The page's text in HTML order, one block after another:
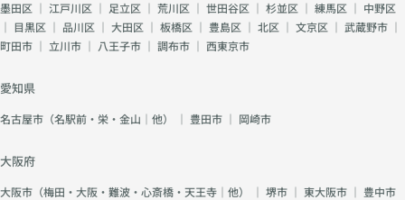
墨田区 ｜ 江戸川区 ｜ 足立区 ｜ 荒川区 ｜ 世田谷区 ｜ 杉並区 ｜ 練馬区 ｜ 中野区
｜ 目黒区 ｜ 品川区 ｜ 大田区 ｜ 板橋区 ｜ 豊島区 ｜ 北区 ｜ 文京区 ｜ 武蔵野市 ｜
町田市 ｜ 立川市 ｜ 八王子市 ｜ 調布市 ｜ 西東京市
愛知県
名古屋市（名駅前・栄・金山｜他） ｜ 豊田市 ｜ 岡崎市
大阪府
大阪市（梅田・大阪・難波・心斎橋・天王寺｜他） ｜ 堺市 ｜ 東大阪市 ｜ 豊中市